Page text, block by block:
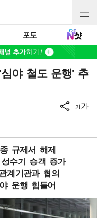
포토
야 철도 운행' 추
가가
규제서 해제
수기 승객 증가
계기관과 협의
운행 힘들어